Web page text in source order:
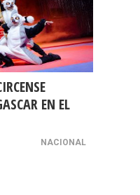
EN EL
NACIONAL